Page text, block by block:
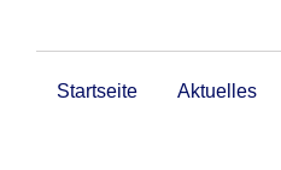
Startseite Aktuelles